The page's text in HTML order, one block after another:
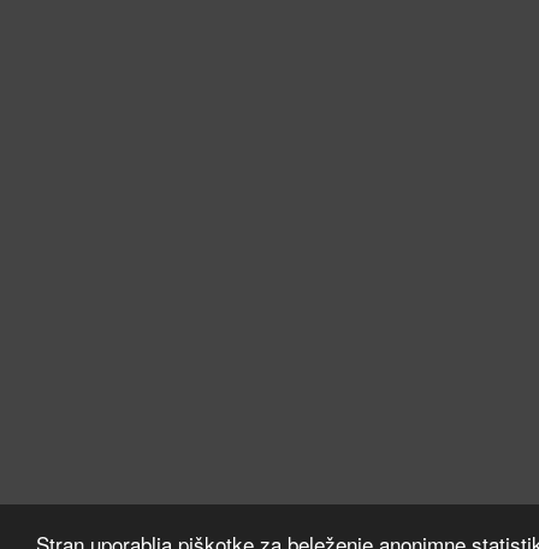
Stran uporablja piškotke za beleženje anonimne